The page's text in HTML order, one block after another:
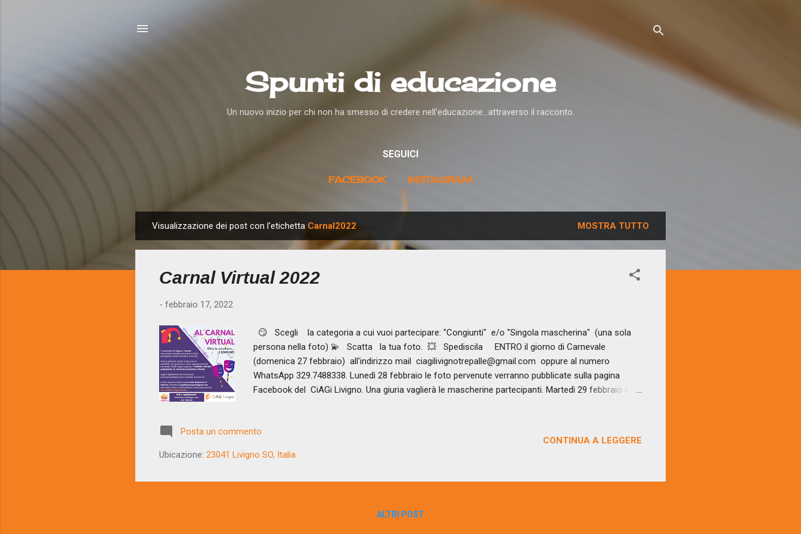
Spunti di educazione
Un nuovo inizio per chi non ha smesso di credere nell'educazione...attraverso il racconto.
SEGUICI
FACEBOOK INSTAGRAM
o
Visualizzazione dei post con l'etichetta Carnal2022 MOSTRA TUTTO
Carnal Virtual 2022
- febbraio 17, 2022
😏 Scegli la categoria a cui vuoi partecipare: "Congiunti" e/o "Singola mascherina" (una sola
persona nella foto) 💫 Scatta la tua foto. 💥 Spediscila ENTRO il giorno di Carnevale
(domenica 27 febbraio) all'indirizzo mail ciagilivignotrepalle@gmail.com oppure al numero
WhatsApp 329.7488338. Lunedì 28 febbraio le foto pervenute verranno pubblicate sulla pagina
Facebook del CiAGi Livigno. Una giuria vaglierà le mascherine partecipanti. Martedì 29 febbraio sarà
costume, dando spazio alla fantasia coinvolgendo genitori e bambini! Perciò pronti via!
Posta un commento
Ubicazione: 23041 Livigno SO, Italia
CONTINUA A LEGGERE
ALTRI POST